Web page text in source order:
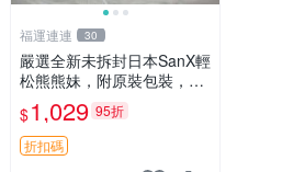
福運連連 30
嚴選全新未拆封日本SanX輕
松熊熊妹，附原裝包裝，毛
絨質地極佳，細膩可愛，推
薦收藏兼送禮，適合女性好
友或家人，限量釋出。鬆
熊、熊玩偶、收藏品
$1,029 95折
折扣碼